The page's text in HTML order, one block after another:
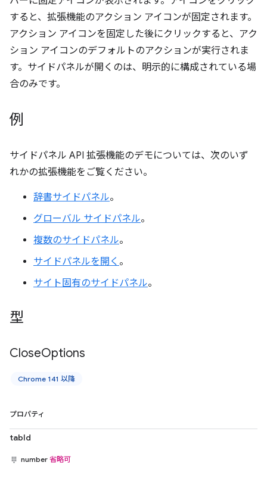
すると、拡張機能のアクション アイコンが固定されます。
アクション アイコンを固定した後にクリックすると、アク
ション アイコンのデフォルトのアクションが実行されま
す。サイドパネルが開くのは、明示的に構成されている場
合のみです。
例
サイドパネル API 拡張機能のデモについては、次のいず
れかの拡張機能をご覧ください。
辞書サイドパネル。
グローバル サイドパネル。
複数のサイドパネル。
サイドパネルを開く 。
サイト固有のサイドパネル。
型
CloseOptions
Chrome 141 以降
プロパティ
tabId
number 省略可